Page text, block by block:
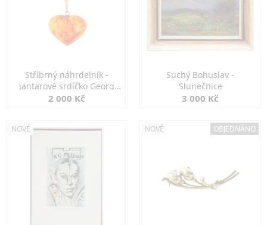
Stříbrný náhrdelník -
jantarové srdíčko Georg
Kramer
2 000 Kč
Suchý Bohuslav -
Slunečnice
3 000 Kč
NOVÉ NOVÉ OBJEDNÁNO